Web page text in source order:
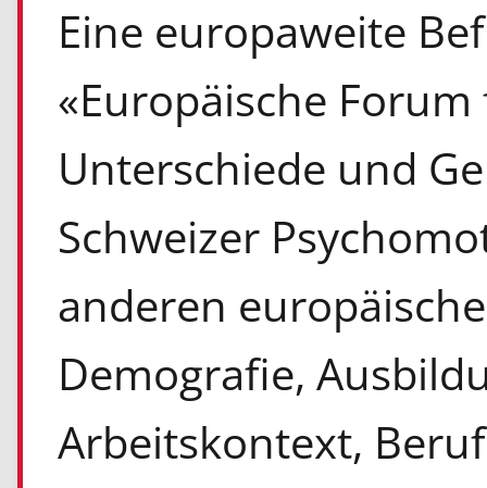
Eine europaweite
«Europäische
Unterschiede und
Schweizer
anderen
Demografie,
Arbeitskontext,